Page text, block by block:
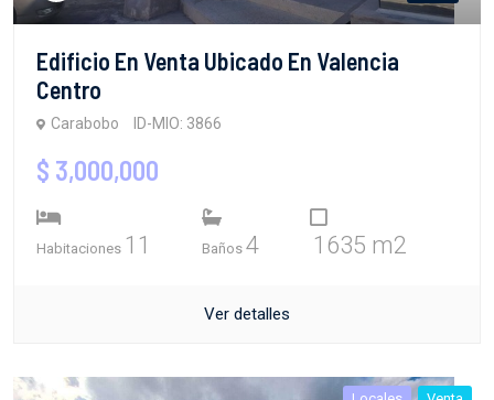
Edificio En Venta Ubicado En Valencia
Centro
Carabobo ID-MIO: 3866
$ 3,000,000
Habitaciones 11 Baños 4 1635 m2
Ver detalles